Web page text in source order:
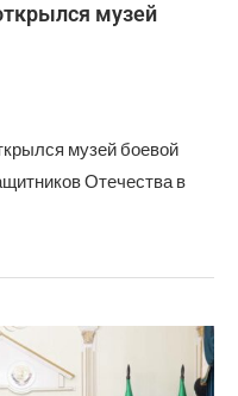
музей
музей боевой
Отечества в